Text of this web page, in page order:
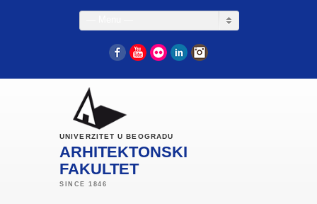
FacebookYouTube
Flickr LinkedIn
UNIVERZITET U BEOGRADU
ARHITEKTONSKI
FAKULTET